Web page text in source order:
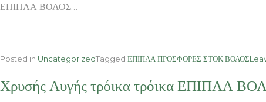
ΕΠΙΠΛΑ ΒΟΛΟΣ…
Posted in UncategorizedTagged ΕΠΙΠΛΑ ΠΡΟΣΦΟΡΕΣ ΣΤΟΚ ΒΟΛΟΣ
Χρυσής Αυγής τρόικα τρόικα ΕΠΙΠΛΑ